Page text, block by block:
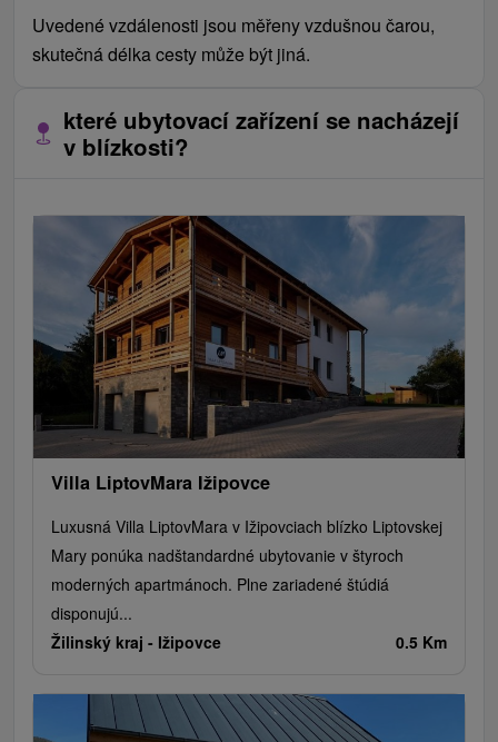
Uvedené vzdálenosti jsou měřeny vzdušnou čarou,
skutečná délka cesty může být jiná.
které ubytovací zařízení se nacházejí
v blízkosti?
Villa LiptovMara Ižipovce
Luxusná Villa LiptovMara v Ižipovciach blízko Liptovskej
Mary ponúka nadštandardné ubytovanie v štyroch
moderných apartmánoch. Plne zariadené štúdiá
disponujú...
Žilinský kraj - Ižipovce 0.5 Km